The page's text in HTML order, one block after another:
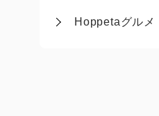
Hoppetaグルメ